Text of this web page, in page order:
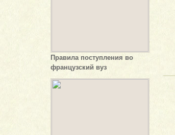
Правила поступления во
французский вуз